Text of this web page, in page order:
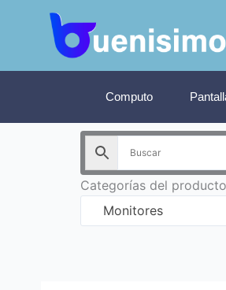
contenido
Computo
Categorías del producto
Monitores